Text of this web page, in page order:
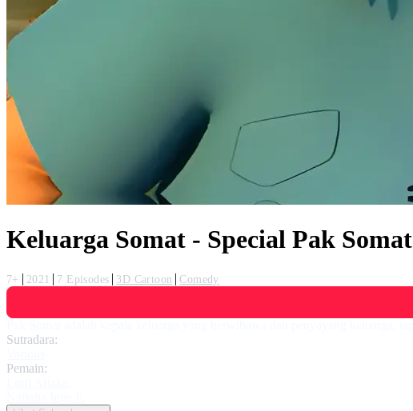
Keluarga Somat - Special Pak Somat
7+ 2021 7 Episodes 3D Cartoon
Comedy
Sutradara:
Pemain: